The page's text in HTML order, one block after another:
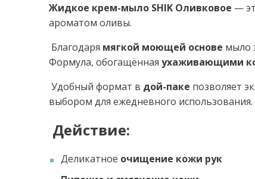
Жидкое крем-мыло SHIK Оливковое —
ароматом оливы.
Благодаря мягкой моющей основе мыло
Формула, обогащённая ухаживающими
Удобный формат в дой-паке позволяет
выбором для ежедневного использования.
Действие:
Деликатное очищение кожи рук